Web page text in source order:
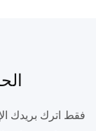
فقط اترك بريدك